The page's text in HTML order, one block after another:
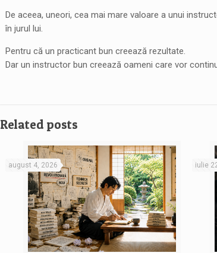
De aceea, uneori, cea mai mare valoare a unui
în jurul lui.
Pentru că un practicant bun creează rezultate.
Dar un instructor bun creează oameni care vor
Related posts
august 4, 2026 iulie